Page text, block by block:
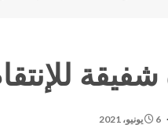
6 يونيو، 2021